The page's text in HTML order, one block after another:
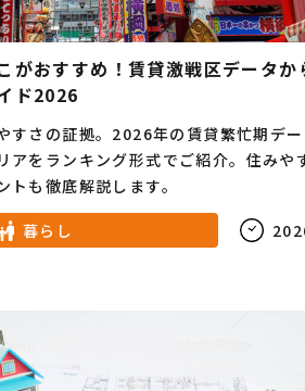
がおすすめ！賃貸激戦区データか
ド2026
すさの証拠。2026年の賃貸繁忙期デ
アをランキング形式でご紹介。住みや
も徹底解説します。
暮らし